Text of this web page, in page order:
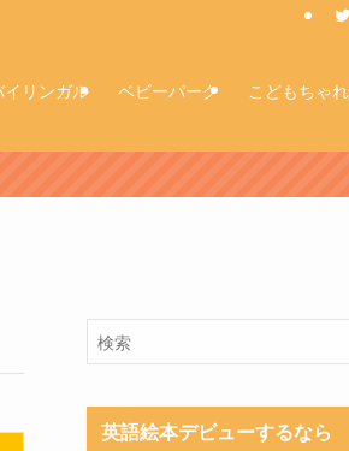
リンガル ベビーパーク こどもちゃ
英語絵本デビューするなら